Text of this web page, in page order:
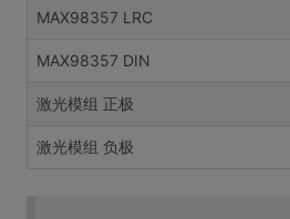
MAX98357 LRC
MAX98357 DIN
激光模组 正极
激光模组 负极